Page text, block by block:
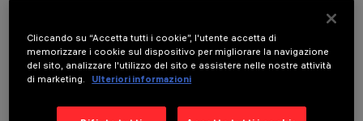
COMPONENTI OPZIONALI
Cliccando su “Accetta tutti i cookie”, l'utente accetta di
memorizzare i cookie sul dispositivo per migliorare la navigazione
del sito, analizzare l'utilizzo del sito e assistere nelle nostre attività
di marketing.
Ulteriori informazioni